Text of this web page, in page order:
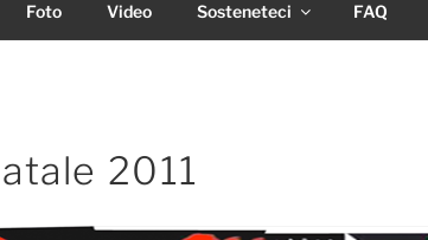
Foto Video Sosteneteci FAQ
2011